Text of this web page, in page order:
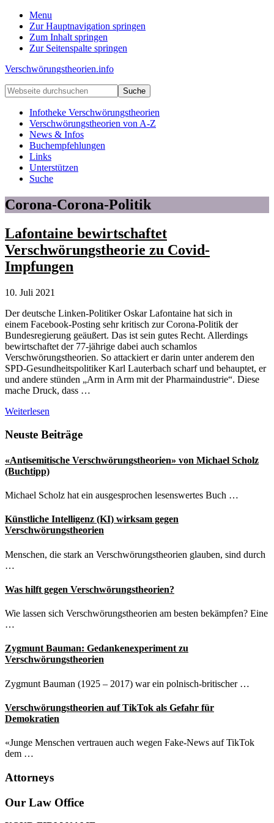
Menu
Zur Hauptnavigation springen
Zum Inhalt springen
Zur Seitenspalte springen
Verschwörungstheorien.info
Beiträge
zu
Merkmalen,
Funktionen
Risiken
konspirationistischen
Denkens
Webseite
durchsuchen
Infotheke Verschwörungstheorien
Verschwörungstheorien von A-Z
News & Infos
Buchempfehlungen
Links
Unterstützen
Suche
Corona-Corona-Politik
Lafontaine bewirtschaftet
Verschwörungstheorie zu Covid-
Impfungen
10. Juli 2021
Der deutsche Linken-Politiker Oskar Lafontaine hat sich in
einem Facebook-Posting sehr kritisch zur Corona-Politik der
Bundesregierung geäußert. Das ist sein gutes Recht. Allerdings
bewirtschaftet der 77-jährige dabei auch schamlos
Verschwörungstheorien. So attackiert er darin unter anderem den
SPD-Gesundheitspolitiker Karl Lauterbach scharf und behauptet, er
und andere stünden „Arm in Arm mit der Pharmaindustrie“. Diese
mache Druck, dass …
Lafontaine
Verschwörungstheorie
Covid-
Impfungen
Weiterlesen
Seitenspalte
Neuste Beiträge
«Antisemitische Verschwörungstheorien» von Michael Scholz
(Buchtipp)
Michael Scholz hat ein ausgesprochen lesenswertes Buch …
Künstliche Intelligenz (KI) wirksam gegen
Verschwörungstheorien
Menschen, die stark an Verschwörungstheorien glauben, sind durch
…
Was hilft gegen Verschwörungstheorien?
Wie lassen sich Verschwörungstheorien am besten bekämpfen? Eine
…
Zygmunt Bauman: Gedankenexperiment zu
Verschwörungstheorien
Zygmunt Bauman (1925 – 2017) war ein polnisch-britischer …
Verschwörungstheorien auf TikTok als Gefahr für
Demokratien
«Junge Menschen vertrauen auch wegen Fake-News auf TikTok
dem …
Attorneys
Site
Footer
Our Law Office